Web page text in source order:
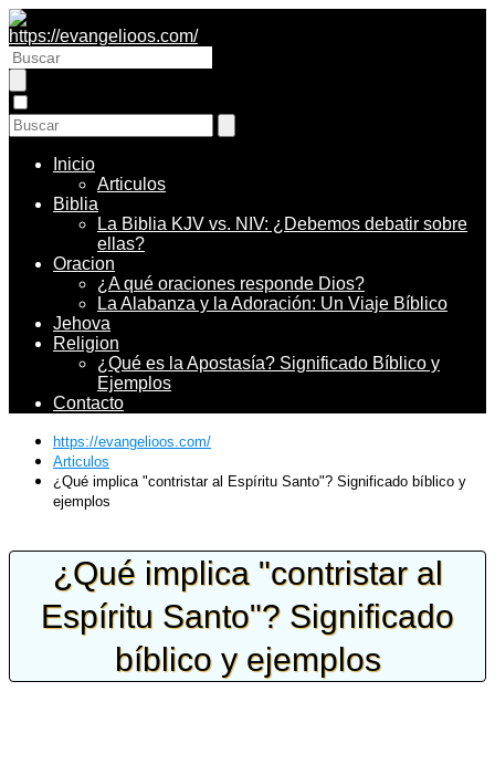
Inicio
Articulos
Biblia
La Biblia KJV vs. NIV: ¿Debemos debatir sobre
ellas?
Oracion
¿A qué oraciones responde Dios?
La Alabanza y la Adoración: Un Viaje Bíblico
Jehova
Religion
¿Qué es la Apostasía? Significado Bíblico y
Ejemplos
Contacto
https://evangelioos.com/
Articulos
¿Qué implica "contristar al Espíritu Santo"? Significado bíblico y
ejemplos
¿Qué implica "contristar al
Espíritu Santo"? Significado
bíblico y ejemplos